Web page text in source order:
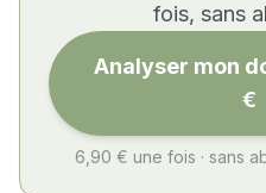
fois, sans
Analyser mon
€
6,90 € une fois · sans